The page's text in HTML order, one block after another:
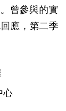
曾參與的實
應，第二季
心